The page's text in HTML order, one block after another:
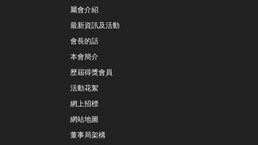
屬會介紹
最新資訊及活動
會長的話
本會簡介
歷屆得獎會員
活動花絮
網上招標
網站地圖
董事局架構